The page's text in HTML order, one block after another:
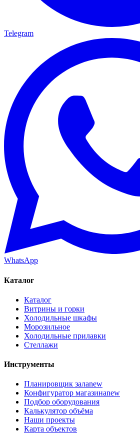
Telegram
WhatsApp
Каталог
Каталог
Витрины и горки
Холодильные шкафы
Морозильное
Холодильные прилавки
Стеллажи
Инструменты
Планировщик залаnew
Конфигуратор магазинаnew
Подбор оборудования
Калькулятор объёма
Наши проекты
Карта объектов